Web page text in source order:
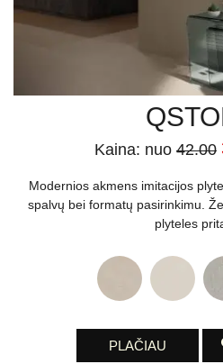
Kaina: nuo 42.00
Modernios akmens imitacijos
spalvų bei formatų pasirinkimu.
plyteles
PLAČIAU